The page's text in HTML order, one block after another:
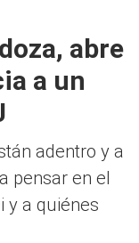
abre
a un
adentro y a
pensar en el
y a quiénes